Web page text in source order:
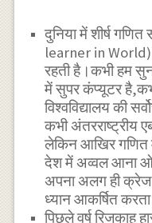
दुनिया में शीर्ष
learner in World)
रहती है।कभी हम
में सुपर कंप्यूटर
विश्वविद्यालय की
कभी अंतरराष्ट्रीय
लेकिन आखिर गणित में
देश में अव्वल आना
अपना अलग ही क्रेज
ध्यान आकर्षित
पिछले वर्ष रिजकाह